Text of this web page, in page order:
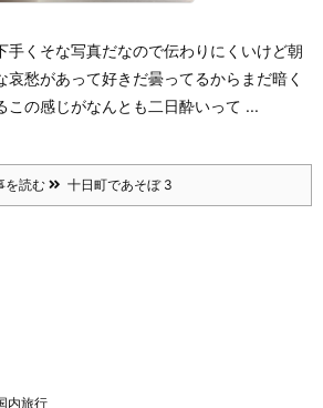
手くそな写真だなので伝わりにくいけど朝
哀愁があって好きだ曇ってるからまだ暗く
この感じがなんとも 二日酔いって ...
を読む 十日町であそぼ 3
内旅行